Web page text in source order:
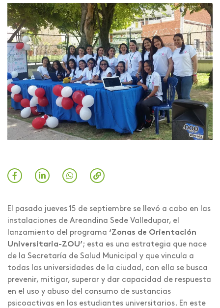
El pasado jueves 15 de septiembre se llevó a cabo en las
instalaciones de Areandina Sede Valledupar, el
lanzamiento del programa ‘Zonas de Orientación
Universitaria-ZOU’; esta es una estrategia que nace
de la Secretaría de Salud Municipal y que vincula a
todas las universidades de la ciudad, con ella se busca
prevenir, mitigar, superar y dar capacidad de respuesta
en el uso y abuso del consumo de sustancias
psicoactivas en los estudiantes universitarios. En este